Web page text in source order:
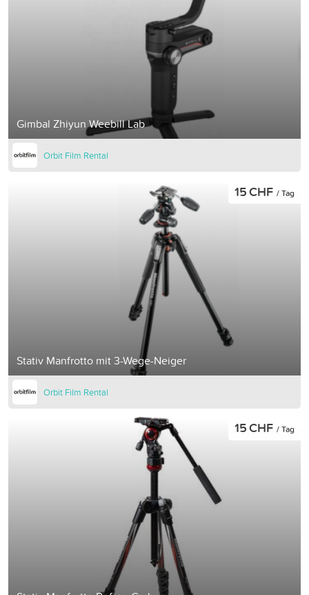
Gimbal Zhiyun Weebill Lab
Orbit Film Rental
Stativ Manfrotto mit 3-Wege-Neiger
15 CHF / Tag
Orbit Film Rental
15 CHF / Tag